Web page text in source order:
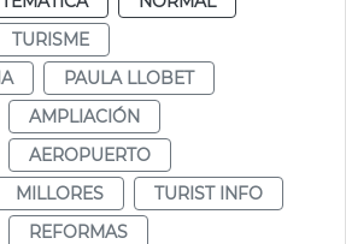
TURISME
PAULA LLOBET
AMPLIACIÓN
AEROPUERTO
MILLORES
TURIST INFO
REFORMAS